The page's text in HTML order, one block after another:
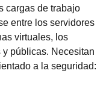
cargas de trabajo
entre los servidores
virtuales, los
públicas. Necesitan
a la seguridad: